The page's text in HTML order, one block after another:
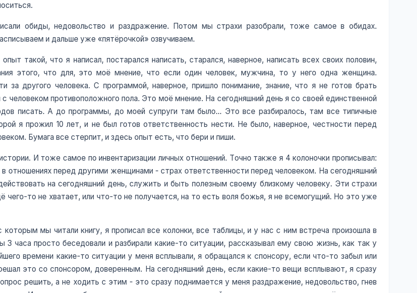
обиды, недовольство и раздражение. Потом мы страхи разобрали, тоже самое в обидах.
и дальше уже «пятёрочкой» озвучиваем.
такой, что я написал, постарался написать, старался, наверное, написать всех своих половин,
этого, что для, это моё мнение, что если один человек, мужчина, то у него одна женщина.
за другого человека. С программой, наверное, пришло понимание, знание, что я не готов брать
человеком противоположного пола. Это моё мнение. На сегодняшний день я со своей единственной
писать. А до программы, до моей супруги там было… Это все разбиралось, там все типичные
я прожил 10 лет, и не был готов ответственность нести. Не было, наверное, честности перед
Бумага все стерпит, и здесь опыт есть, что бери и пиши.
И тоже самое по инвентаризации личных отношений. Точно также я 4 колоночки прописывал:
отношениях перед другими женщинами - страх ответственности перед человеком. На сегодняшний
на сегодняшний день, служить и быть полезным своему близкому человеку. Эти страхи
чего-то не хватает, или что-то не получается, на то есть воля божья, я не всемогущий. Но это уже
мы читали книгу, я прописал все колонки, все таблицы, и у нас с ним встреча произошла в
часа просто беседовали и разбирали какие-то ситуации, рассказывал ему свою жизнь, как так у
времени какие-то ситуации у меня всплывали, я обращался к спонсору, если что-то забыл или
это со спонсором, доверенным. На сегодняшний день, если какие-то вещи всплывают, я сразу
решить, а не ходить с этим - это сразу поднимается у меня раздражение, недовольство, гнев